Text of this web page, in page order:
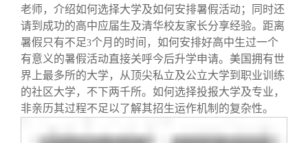
西南联大校友会
义工计划
新媒体平台
青春风采
校友文苑
校友讲坛
校友视界
信息化服务
三创大赛
实用信息
总会简介
会长致辞
总会章程
理事会名单
关闭
老师，介绍如何选择大学及如何安排暑假活动；同时还
请到成功的高中应届生及清华校友家长分享经验。距离
暑假只有不足3个月的时间，如何安排好高中生过一个
有意义的暑假活动直接关呼今后升学申请。美国拥有世
界上最多所的大学，从顶尖私立及公立大学到职业训练
的社区大学，不下两千所。如何选择投报大学及专业，
非亲历其过程不足以了解其招生运作机制的复杂性。